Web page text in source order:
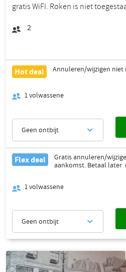
gratis WiFI. Roken is niet
2
Hot deal Annuleren/wijzigen niet
1volwassene
Geen ontbijt
Flex deal
Gratis annuleren/
aankomst. Betaal later
1volwassene
Geen ontbijt